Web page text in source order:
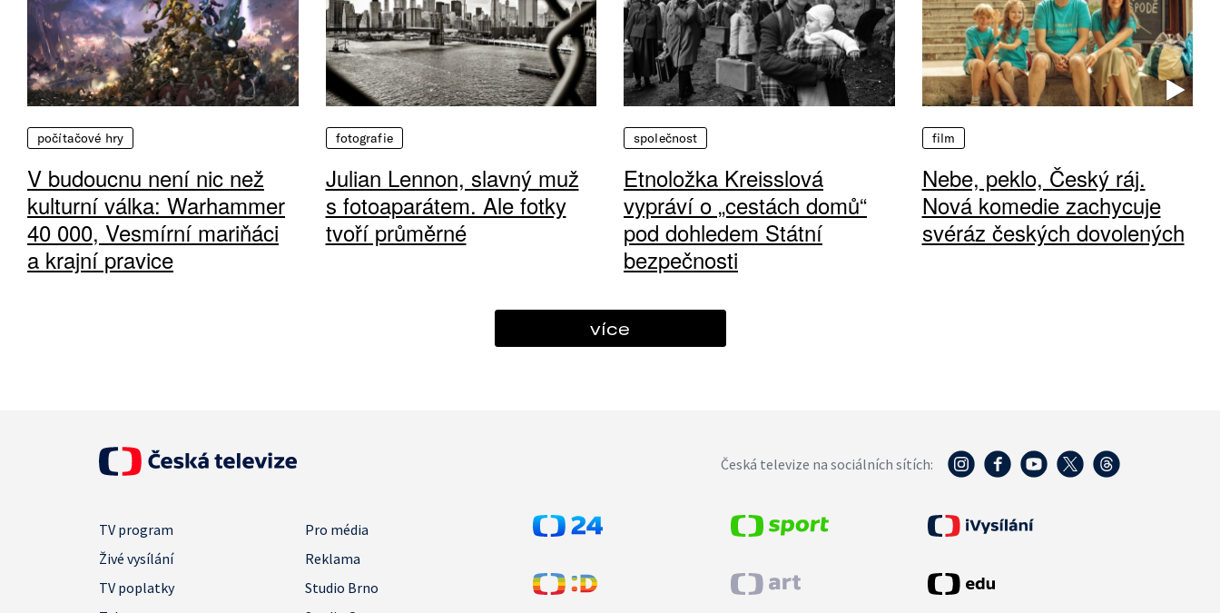
počítačové hry
V budoucnu není nic než
kulturní válka: Warhammer
40 000, Vesmírní mariňáci
a krajní pravice
fotografie
Julian Lennon, slavný muž
s fotoaparátem. Ale fotky
tvoří průměrné
společnost
Etnoložka Kreisslová
vypráví o „cestách domů“
pod dohledem Státní
bezpečnosti
film
Nebe, peklo, Český ráj.
Nová komedie zachycuje
svéráz českých dovolených
více
Česká televize na sociálních sítích:
TV program
Pro média
Živé vysílání
Reklama
TV poplatky
Studio Brno